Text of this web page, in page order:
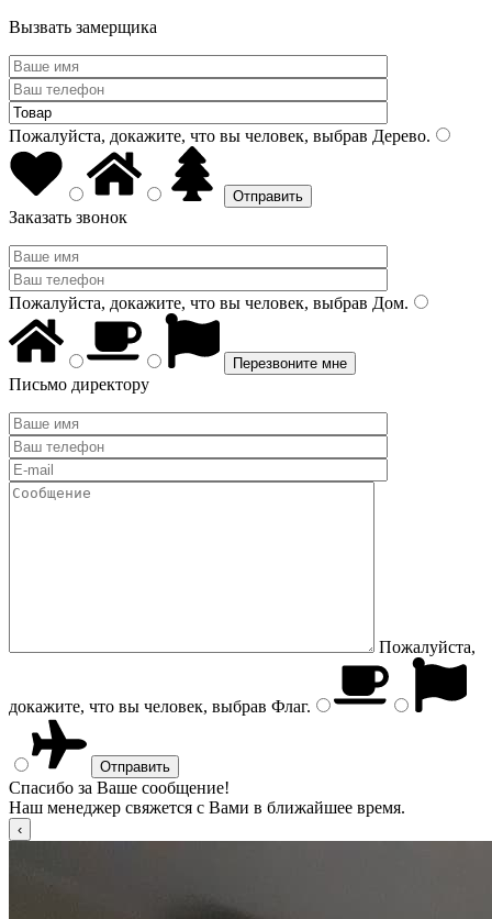
Вызвать замерщика
Пожалуйста, докажите, что вы человек, выбрав Дерево.
Заказать звонок
Пожалуйста, докажите, что вы человек, выбрав Дом.
Письмо директору
Пожалуйста,
докажите, что вы человек, выбрав Флаг.
Спасибо за Ваше сообщение!
Наш менеджер свяжется с Вами в ближайшее время.